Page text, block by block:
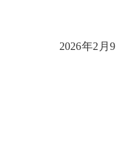
2026年2月9